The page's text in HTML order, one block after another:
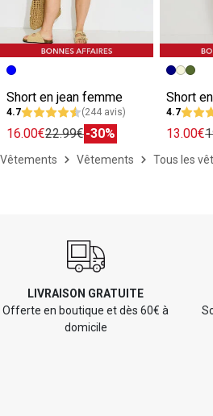
Short en jean femme
4.7 (244 avis)
16.00€22.99€-30%
Short
4.7
13.00€
Vêtements Vêtements Tous les
LIVRAISON GRATUITE
Offerte en boutique et dès 60€ à
domicile